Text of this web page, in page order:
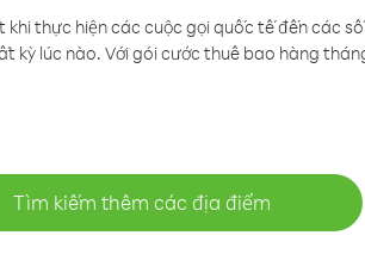
thực hiện các cuộc gọi quốc tế đến các
kỳ lúc nào. Với gói cước thuê bao hàng
Tìm kiếm thêm các địa điểm